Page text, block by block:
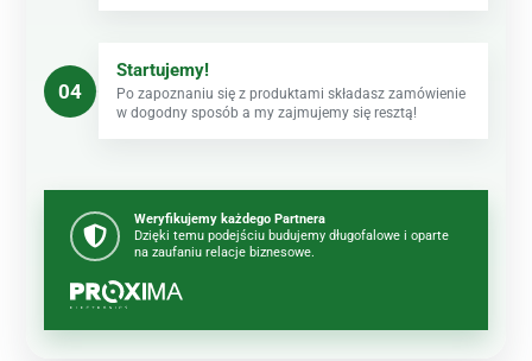
04
Startujemy!
Po zapoznaniu się z produktami składasz zamówienie
w dogodny sposób a my zajmujemy się resztą!
Weryfikujemy każdego Partnera
Dzięki temu podejściu budujemy długofalowe i oparte
na zaufaniu relacje biznesowe.